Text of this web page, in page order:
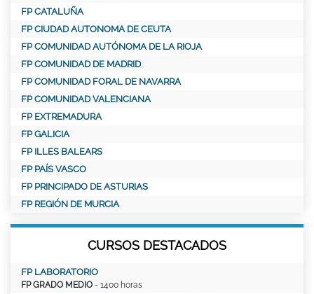
FP CATALUÑA
FP CIUDAD AUTONOMA DE CEUTA
FP COMUNIDAD AUTÓNOMA DE LA RIOJA
FP COMUNIDAD DE MADRID
FP COMUNIDAD FORAL DE NAVARRA
FP COMUNIDAD VALENCIANA
FP EXTREMADURA
FP GALICIA
FP ILLES BALEARS
FP PAÍS VASCO
FP PRINCIPADO DE ASTURIAS
FP REGIÓN DE MURCIA
CURSOS DESTACADOS
FP LABORATORIO
FP GRADO MEDIO - 1400 horas